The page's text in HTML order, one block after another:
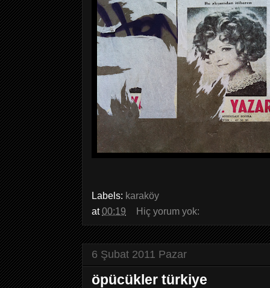
Labels: karaköy
at00:19 Hiç yorum yok:
6 Şubat 2011 Pazar
öpücükler türkiye